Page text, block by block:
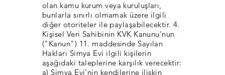
olan kamu kurum veya kuruluşları,
bunlarla sınırlı olmamak üzere ilgili
diğer otoriteler ile paylaşabilecektir. 4.
Kişisel Veri Sahibinin KVK Kanunu'nun
("Kanun") 11. maddesinde Sayılan
Hakları Simya Evi ilgili kişilerin
aşağıdaki taleplerine karşılık verecektir:
a) Simya Evi’nin kendilerine ilişkin